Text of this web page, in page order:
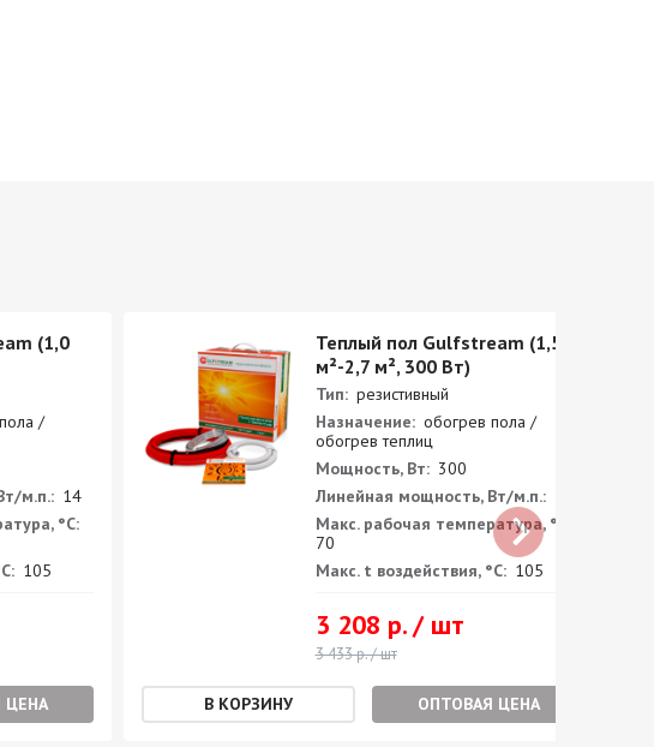
(1,0
/
м.п.: 14
°С:
105
ЦЕНА
Теплый пол Gulfstream (1,5
м²-2,7 м², 300 Вт)
Тип: резистивный
Назначение: обогрев пола /
обогрев теплиц
Мощность, Вт: 300
Линейная мощность, Вт/м.п.:
Макс. рабочая температура, °С:
70
Макс. t воздействия, °С: 105
3 208 р. / шт
3 433 р. / шт
ОПТОВАЯ ЦЕНА